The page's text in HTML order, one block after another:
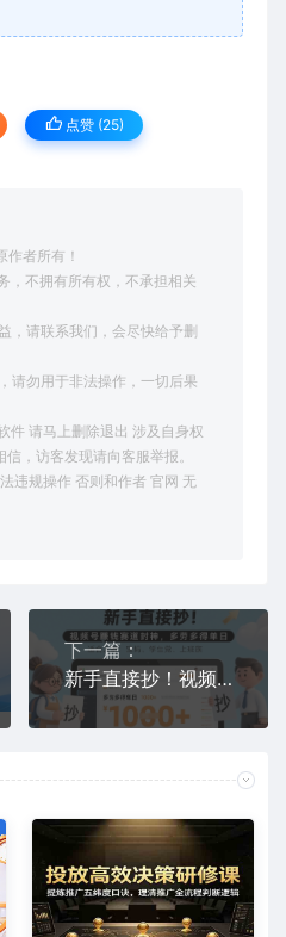
点赞 (25)
作者所有！
，不拥有所有权，不承担相关
，请联系我们，会尽快给予删
请勿用于非法操作，一切后果
件 请马上删除退出 涉及自身权
，访客发现请向客服举报。
违规操作 否则和作者 官网 无
下一篇：
新手直接抄！视频号挣钱赛道封神，多劳多得单日多张，傻瓜式操作秒过原创关